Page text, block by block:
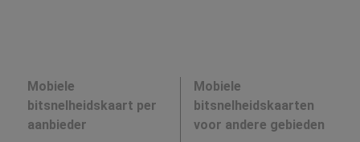
Mobiele
bitsnelheidskaart per
aanbieder
Mobiele
bitsnelheidskaarten
voor andere gebieden